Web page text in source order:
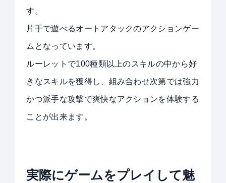
す。
片手で遊べるオートアタックのアクションゲー
ムとなっています。
ルーレットで100種類以上のスキルの中から好
きなスキルを獲得し、組み合わせ次第では強力
かつ派手な攻撃で爽快なアクションを体験する
ことが出来ます。
実際にゲームをプレイして魅